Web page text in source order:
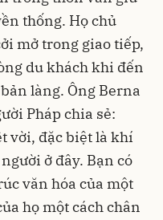
thống. Họ chủ
mở trong giao tiếp,
du khách khi đến
làng. Ông Berna
Pháp chia sẻ:
vời, đặc biệt là khí
ở đây. Bạn có
văn hóa của một
họ một cách chân